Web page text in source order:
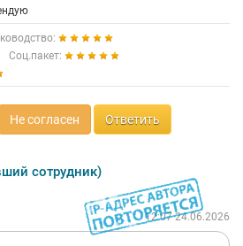
Соц.пакет:
Не согласен Ответить
сотрудник)
12:07 24.06.2026